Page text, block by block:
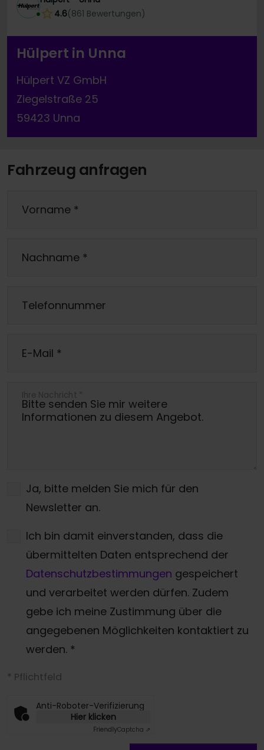
4.6(861 Bewertungen)
Hülpert in Unna
Hülpert VZ GmbH
Ziegelstraße 25
59423 Unna
Fahrzeug anfragen
Vorname *
Nachname *
Telefonnummer
E-Mail *
Ihre Nachricht *
Ja, bitte melden Sie mich für den
Newsletter an.
Ich bin damit einverstanden, dass die
übermittelten Daten entsprechend der
Datenschutzbestimmungen gespeichert
und verarbeitet werden dürfen. Zudem
gebe ich meine Zustimmung über die
angegebenen Möglichkeiten kontaktiert zu
werden. *
* Pflichtfeld
Anti-Roboter-Verifizierung
Hier klicken
FriendlyCaptcha ⇗